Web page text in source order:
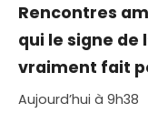
Rencontres
qui le signe de
vraiment fait
Aujourd’hui à 9h38